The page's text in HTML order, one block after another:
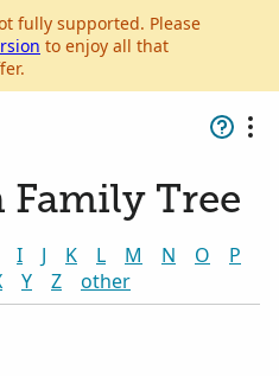
fully supported. Please
to enjoy all that
Family Tree
I J K L M N O
P
Y Z other